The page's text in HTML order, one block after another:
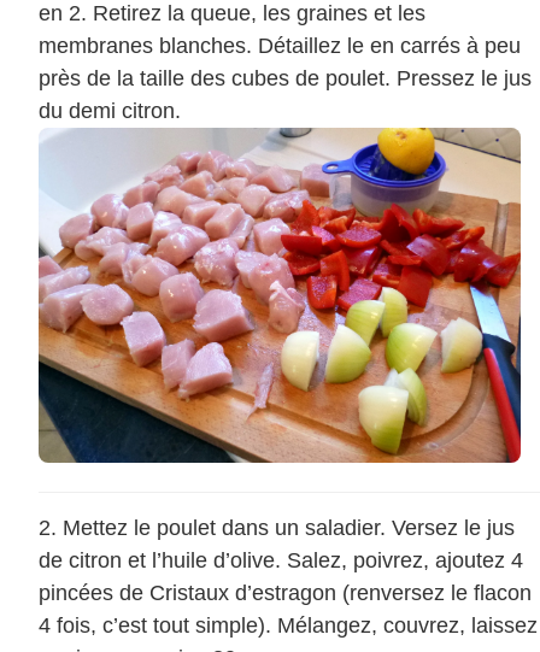
en 2. Retirez la queue, les graines et les
membranes blanches. Détaillez le en carrés à peu
près de la taille des cubes de poulet. Pressez le jus
du demi citron.
Mettez le poulet dans un saladier. Versez le jus
de citron et l’huile d’olive. Salez, poivrez, ajoutez 4
pincées de Cristaux d’estragon (renversez le flacon
4 fois, c’est tout simple). Mélangez, couvrez, laissez